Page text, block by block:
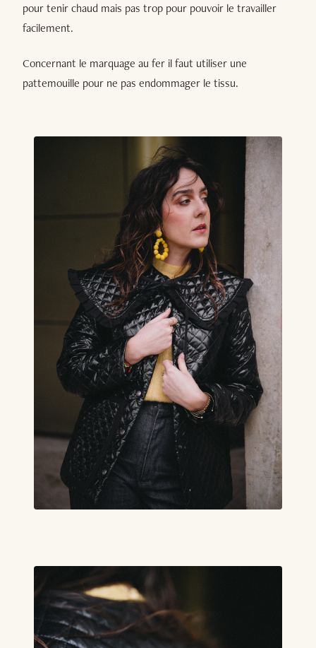
pour tenir chaud mais pas trop pour pouvoir le travailler
facilement.
Concernant le marquage au fer il faut utiliser une
pattemouille pour ne pas endommager le tissu.